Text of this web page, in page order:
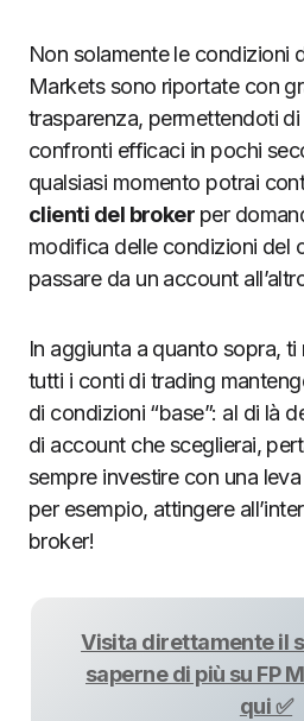
Non solamente le condizioni
Markets sono riportate con
trasparenza, permettendoti
confronti efficaci in pochi
qualsiasi momento potrai
clienti del broker per
modifica delle condizioni del
passare da un account
In aggiunta a quanto sopra,
tutti i conti di trading
di condizioni “base”: al di là
di account che sceglierai,
sempre investire con una
per esempio, attingere
broker!
Visita direttamente il
saperne di più su FP
qui ✅